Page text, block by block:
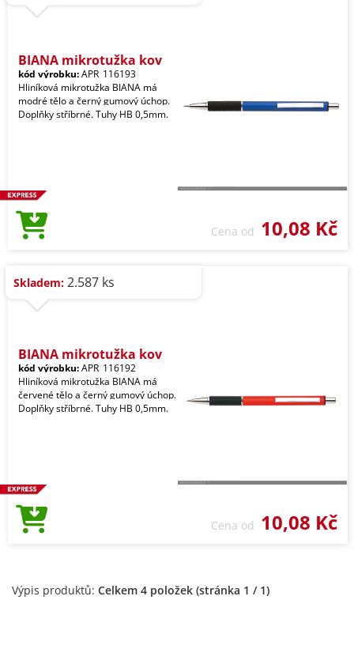
BIANA mikrotužka kov
kód výrobku:APR_116193
Hliníková mikrotužka BIANA má
modré tělo a černý gumový úchop.
Doplňky stříbrné. Tuhy HB 0,5mm.
Cena od 10,08 Kč
Skladem: 2.587 ks
BIANA mikrotužka kov
kód výrobku:APR_116192
Hliníková mikrotužka BIANA má
červené tělo a černý gumový úchop.
Doplňky stříbrné. Tuhy HB 0,5mm.
Cena od 10,08 Kč
Výpis produktů: Celkem 4 položek (stránka 1 / 1)